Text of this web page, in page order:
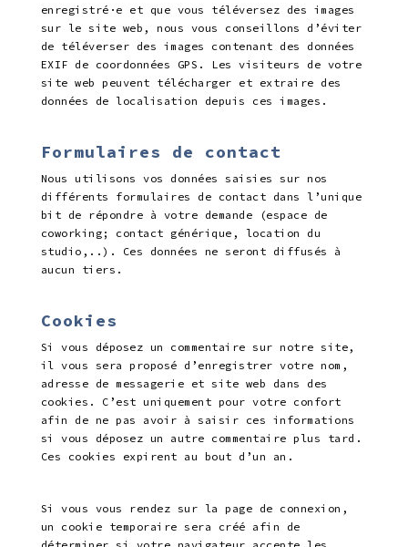
enregistré·e et que vous téléversez des images
sur le site web, nous vous conseillons d’éviter
de téléverser des images contenant des données
EXIF de coordonnées GPS. Les visiteurs de votre
site web peuvent télécharger et extraire des
données de localisation depuis ces images.
Formulaires de contact
Nous utilisons vos données saisies sur nos
différents formulaires de contact dans l’unique
bit de répondre à votre demande (espace de
coworking; contact générique, location du
studio,..). Ces données ne seront diffusés à
aucun tiers.
Cookies
Si vous déposez un commentaire sur notre site,
il vous sera proposé d’enregistrer votre nom,
adresse de messagerie et site web dans des
cookies. C’est uniquement pour votre confort
afin de ne pas avoir à saisir ces informations
si vous déposez un autre commentaire plus tard.
Ces cookies expirent au bout d’un an.
Si vous vous rendez sur la page de connexion,
un cookie temporaire sera créé afin de